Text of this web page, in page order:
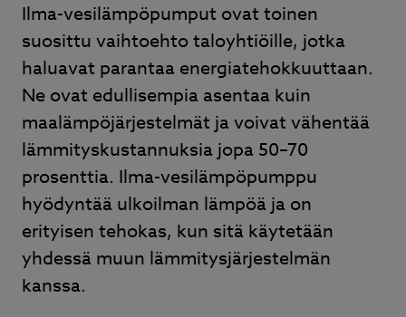
Ilma-vesilämpöpumput ovat toinen
suosittu vaihtoehto taloyhtiöille, jotka
haluavat parantaa energiatehokkuuttaan.
Ne ovat edullisempia asentaa kuin
maalämpöjärjestelmät ja voivat vähentää
lämmityskustannuksia jopa 50–70
prosenttia. Ilma-vesilämpöpumppu
hyödyntää ulkoilman lämpöä ja on
erityisen tehokas, kun sitä käytetään
yhdessä muun lämmitysjärjestelmän
kanssa.